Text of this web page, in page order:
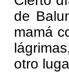
de
mamá
otro